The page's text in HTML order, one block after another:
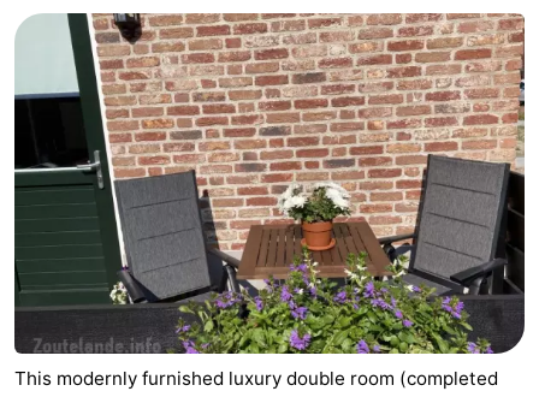
de
l'anneau
Pratiques
-
Stationnement
Adresses
Médicales
Région
Zeeland
Schouwen-
This modernly furnished luxury double room (completed